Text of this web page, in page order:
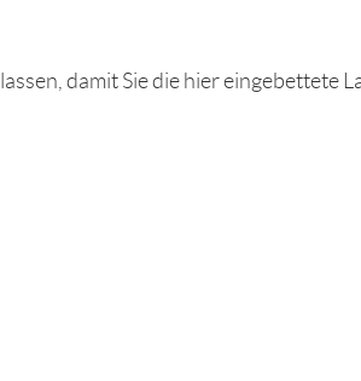
damit Sie die hier eingebettete